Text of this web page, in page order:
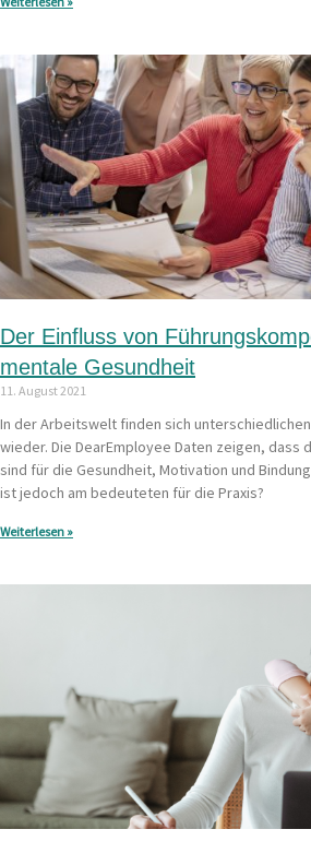
Der Einfluss von
mentale Gesundheit
11. August 2021
In der Arbeitswelt finden sich
wieder. Die DearEmployee Daten zeigen, dass
sind für die Gesundheit, Motivation und
ist jedoch am bedeuteten für die Praxis?
Weiterlesen »